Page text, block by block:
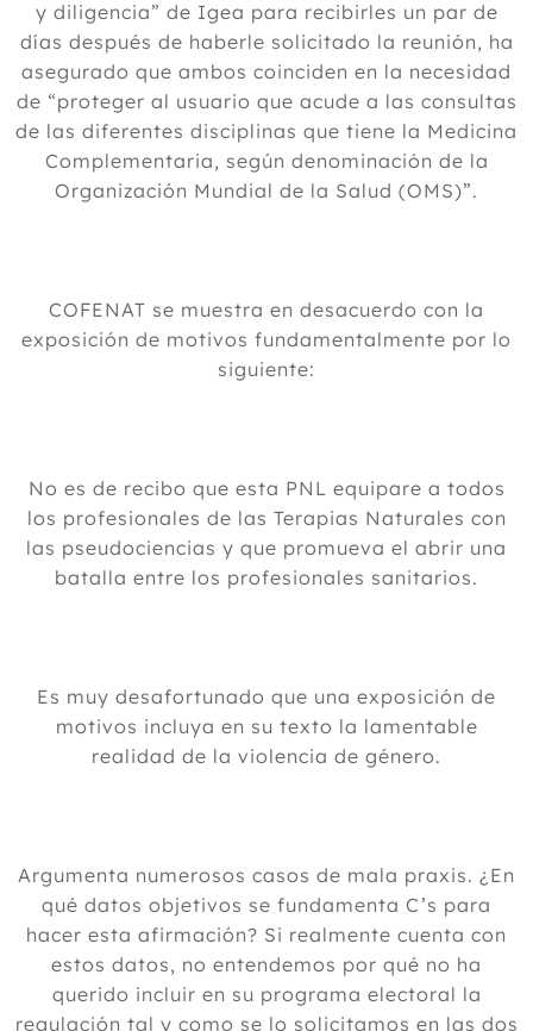
y diligencia” de Igea para recibirles un par de
días después de haberle solicitado la reunión, ha
asegurado que ambos coinciden en la necesidad
de “proteger al usuario que acude a las consultas
de las diferentes disciplinas que tiene la Medicina
Complementaria, según denominación de la
Organización Mundial de la Salud (OMS)”.
COFENAT se muestra en desacuerdo con la
exposición de motivos fundamentalmente por lo
siguiente:
No es de recibo que esta PNL equipare a todos
los profesionales de las Terapias Naturales con
las pseudociencias y que promueva el abrir una
batalla entre los profesionales sanitarios.
Es muy desafortunado que una exposición de
motivos incluya en su texto la lamentable
realidad de la violencia de género.
Argumenta numerosos casos de mala praxis. ¿En
qué datos objetivos se fundamenta C’s para
hacer esta afirmación? Si realmente cuenta con
estos datos, no entendemos por qué no ha
querido incluir en su programa electoral la
regulación tal y como se lo solicitamos en las dos